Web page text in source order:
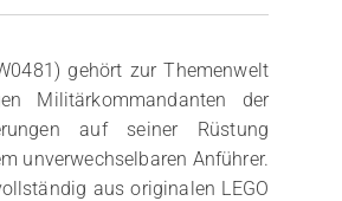
gehört zur Themenwelt
Militärkommandanten der
auf seiner Rüstung
unverwechselbaren Anführer.
aus originalen LEGO